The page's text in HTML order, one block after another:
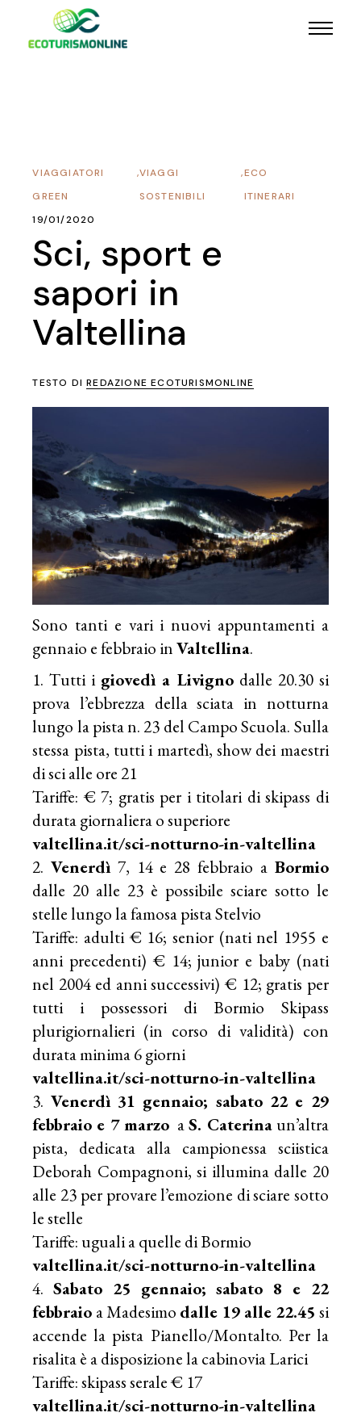
ECO
ITINERARI
,
VIAGGI
SOSTENIBILI
,
VIAGGIATORI
GREEN
19/01/2020
Sci, sport e
sapori in
Valtellina
TESTO DIREDAZIONE ECOTURISMONLINE
Sono tanti e vari i nuovi appuntamenti a
gennaio e febbraio inValtellina.
Tutti i giovedì a Livignodalle 20.30 si
prova l’ebbrezza della sciata in notturna
lungo la pista n. 23 del Campo Scuola. Sulla
stessa pista, tutti i martedì, show dei maestri
di sci alle ore 21
Tariffe: € 7; gratis per i titolari di skipass di
durata giornaliera o superiore
valtellina.it/sci-notturno-in-valtellina
Venerdì7, 14 e 28 febbraio a Bormio
dalle 20 alle 23 è possibile sciare sotto le
stelle lungo la famosa pista Stelvio
Tariffe: adulti € 16; senior (nati nel 1955 e
anni precedenti) € 14; junior e baby (nati
nel 2004 ed anni successivi) € 12; gratis per
tutti i possessori di Bormio Skipass
plurigiornalieri (in corso di validità) con
durata minima 6 giorni
valtellina.it/sci-notturno-in-valtellina
Venerdì 31 gennaio; sabato 22 e 29
febbraio e 7 marzoaS. Caterinaun’altra
pista, dedicata alla campionessa sciistica
Deborah Compagnoni, si illumina dalle 20
alle 23 per provare l’emozione di sciare sotto
le stelle
Tariffe: uguali a quelle di Bormio
valtellina.it/sci-notturno-in-valtellina
Sabato 25 gennaio; sabato 8 e 22
febbraio a Madesimo dalle 19 alle 22.45 si
accende la pista Pianello/Montalto. Per la
risalita è a disposizione la cabinovia Larici
Tariffe: skipass serale € 17
valtellina.it/sci-notturno-in-valtellina